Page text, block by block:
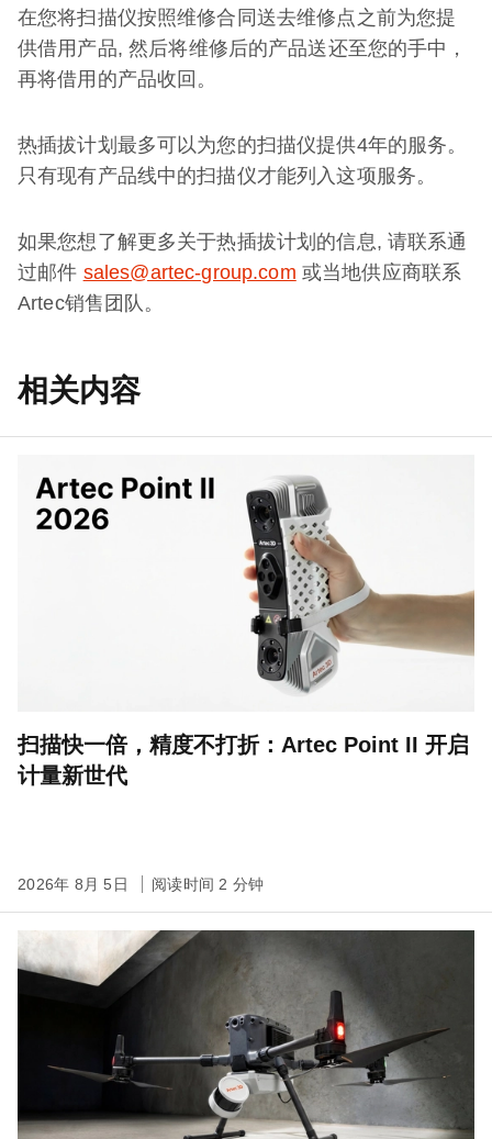
在您将扫描仪按照维修合同送去维修点之前为您提
供借用产品, 然后将维修后的产品送还至您的手中，
再将借用的产品收回。
热插拔计划最多可以为您的扫描仪提供4年的服务。
只有现有产品线中的扫描仪才能列入这项服务。
如果您想了解更多关于热插拔计划的信息, 请联系通
过邮件 sales@artec-group.com 或当地供应商联系
Artec销售团队。
相关内容
扫描快一倍，精度不打折：Artec Point II 开启
计量新世代
2026年 8月 5日 阅读时间 2 分钟